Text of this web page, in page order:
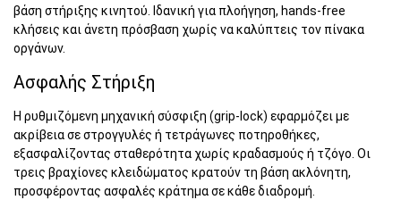
βάση στήριξης κινητού. Ιδανική για πλοήγηση, hands-free
κλήσεις και άνετη πρόσβαση χωρίς να καλύπτεις τον πίνακα
οργάνων.
Ασφαλής Στήριξη
Η ρυθμιζόμενη μηχανική σύσφιξη (grip-lock) εφαρμόζει με
ακρίβεια σε στρογγυλές ή τετράγωνες ποτηροθήκες,
εξασφαλίζοντας σταθερότητα χωρίς κραδασμούς ή τζόγο. Οι
τρεις βραχίονες κλειδώματος κρατούν τη βάση ακλόνητη,
προσφέροντας ασφαλές κράτημα σε κάθε διαδρομή.